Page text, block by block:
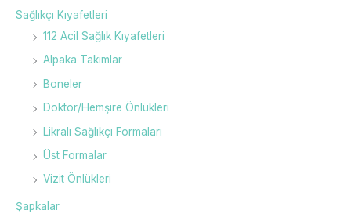
Sağlıkçı Kıyafetleri
112 Acil Sağlık Kıyafetleri
Alpaka Takımlar
Boneler
Doktor/Hemşire Önlükleri
Likralı Sağlıkçı Formaları
Üst Formalar
Vizit Önlükleri
Şapkalar
tarayıcıya kaydedilsin.